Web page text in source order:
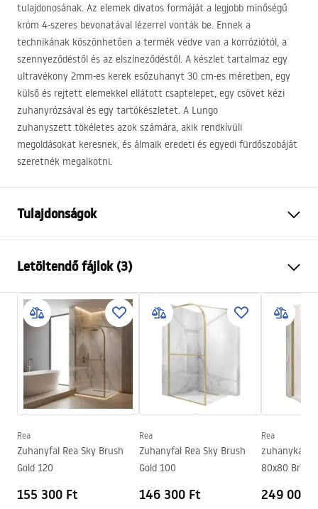
tulajdonosának. Az elemek divatos formáját a legjobb minőségű
króm 4-szeres bevonatával lézerrel vonták be. Ennek a
technikának köszönhetően a termék védve van a korróziótól, a
szennyeződéstől és az elszíneződéstől. A készlet tartalmaz egy
ultravékony 2mm-es kerek esőzuhanyt 30 cm-es méretben, egy
külső és rejtett elemekkel ellátott csaptelepet, egy csövet kézi
zuhanyrózsával és egy tartókészletet. A Lungo
zuhanyszett tökéletes azok számára, akik rendkívüli
megoldásokat keresnek, és álmaik eredeti és egyedi fürdőszobáját
szeretnék megalkotni.
Tulajdonságok
Anyag
Csaptelep típusa
Egykaros
Felszerelés
Falba süllyesztett
Magasságállítás
Kádkifolyó
Nyomásszabályozás
Anti-Calc rendszer
Garancia
Letöltendő fájlok (3)
Biztonsági információk
Safety_Information_Shower_set.pdf
Garanciális feltételek
Warranty_Terms_and_Conditions_Faucets_-_5.pdf
Összeszerelési útmutató
shower_set.pdf
Rea
Zuhanyfal Rea Sky Brush
Gold 120
155 300 Ft
Rea
Zuhanyfal Rea Sky Brush
Gold 100
146 300 Ft
Rea
zuhanykabin
80x80 Brush
249 000